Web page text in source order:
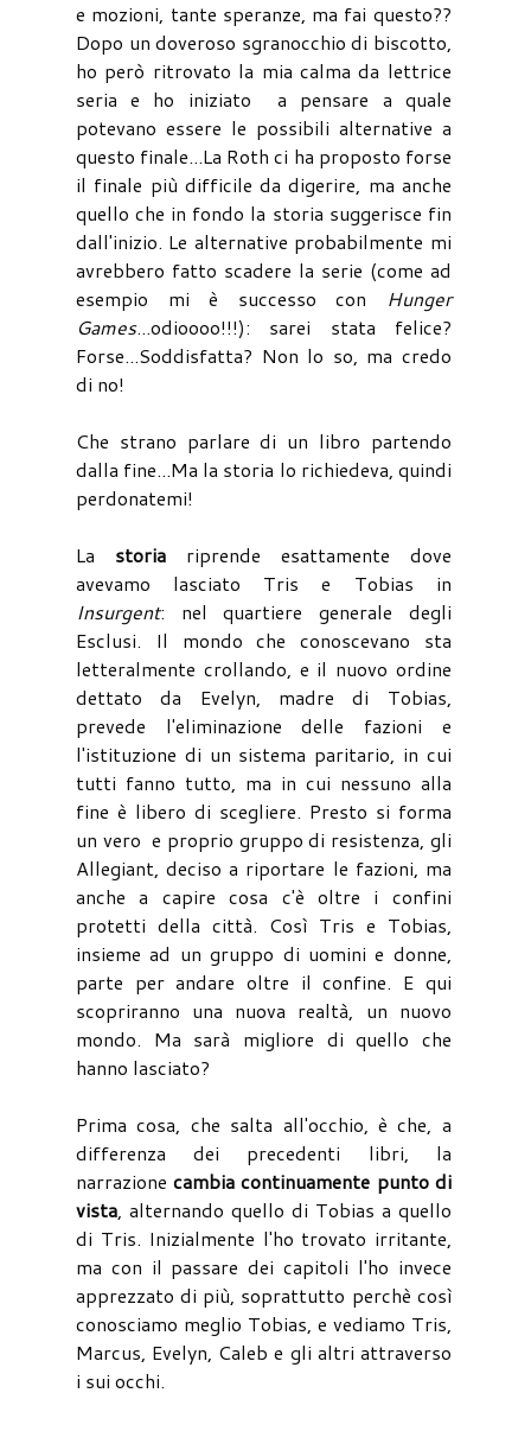
e mozioni, tante speranze, ma fai questo??
Dopo un doveroso sgranocchio di biscotto,
ho però ritrovato la mia calma da lettrice
seria e ho iniziato a pensare a quale
potevano essere le possibili alternative a
questo finale...La Roth ci ha proposto forse
il finale più difficile da digerire, ma anche
quello che in fondo la storia suggerisce fin
dall'inizio. Le alternative probabilmente mi
avrebbero fatto scadere la serie (come ad
esempio mi è successo con Hunger
Games...odioooo!!!): sarei stata felice?
Forse...Soddisfatta? Non lo so, ma credo
di no!
Che strano parlare di un libro partendo
dalla fine...Ma la storia lo richiedeva, quindi
perdonatemi!
La storia riprende esattamente dove
avevamo lasciato Tris e Tobias in
Insurgent: nel quartiere generale degli
Esclusi. Il mondo che conoscevano sta
letteralmente crollando, e il nuovo ordine
dettato da Evelyn, madre di Tobias,
prevede l'eliminazione delle fazioni e
l'istituzione di un sistema paritario, in cui
tutti fanno tutto, ma in cui nessuno alla
fine è libero di scegliere. Presto si forma
un vero e proprio gruppo di resistenza, gli
Allegiant, deciso a riportare le fazioni, ma
anche a capire cosa c'è oltre i confini
protetti della città. Così Tris e Tobias,
insieme ad un gruppo di uomini e donne,
parte per andare oltre il confine. E qui
scopriranno una nuova realtà, un nuovo
mondo. Ma sarà migliore di quello che
hanno lasciato?
Prima cosa, che salta all'occhio, è che, a
differenza dei precedenti libri, la
narrazionecambia continuamente punto di
vista, alternando quello di Tobias a quello
di Tris. Inizialmente l'ho trovato irritante,
ma con il passare dei capitoli l'ho invece
apprezzato di più, soprattutto perchè così
conosciamo meglio Tobias, e vediamo Tris,
Marcus, Evelyn, Caleb e gli altri attraverso
i sui occhi.